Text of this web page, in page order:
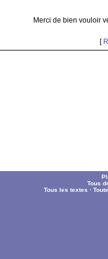
Merci de bien vouloir
[
Tous
Tous les textes ·